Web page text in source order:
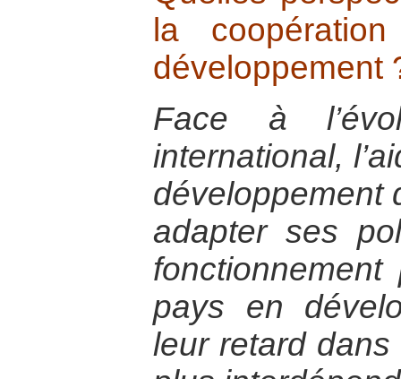
la
développement
Face à
international,
développement
adapter ses
pays en
leur retard